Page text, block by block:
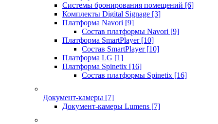
Системы бронирования помещений [6]
Комплекты Digital Signage [3]
Платформа Navori [9]
Состав платформы Navori [9]
Платформа SmartPlayer [10]
Состав SmartPlayer [10]
Платформа LG [1]
Платформа Spinetix [16]
Состав платформы Spinetix [16]
Документ-камеры [7]
Документ-камеры Lumens [7]